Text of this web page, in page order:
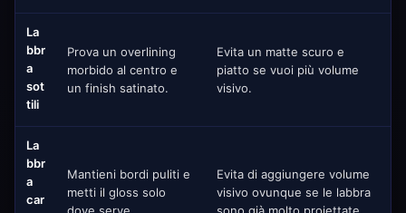
La
bbr
a
sot
tili
Prova un overlining
morbido al centro e
un finish satinato.
Evita un matte scuro e
piatto se vuoi più volume
visivo.
La
bbr
a
car
Mantieni bordi puliti e
metti il gloss solo
Evita di aggiungere volume
visivo ovunque se le labbra